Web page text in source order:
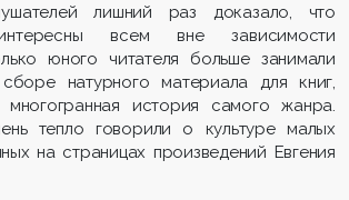
лишний раз доказало, что
всем вне зависимости
юного читателя больше занимали
натурного материала для книг,
история самого жанра.
тепло говорили о культуре малых
на страницах произведений Евгения